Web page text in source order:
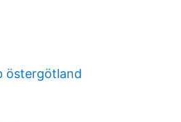
östergötland